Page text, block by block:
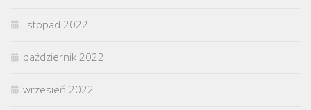
listopad 2022
październik 2022
wrzesień 2022